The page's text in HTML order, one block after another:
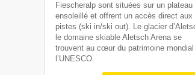
Fiescheralp sont situées sur un plateau
ensoleillé et offrent un accès direct aux
pistes (ski in/ski out). Le glacier
le domaine skiable Aletsch Arena se
trouvent au cœur du patrimoine
l’UNESCO.